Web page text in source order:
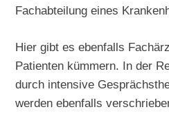
Fachabteilung eines
Hier gibt es ebenfalls
Patienten kümmern. In der
durch intensive
werden ebenfalls